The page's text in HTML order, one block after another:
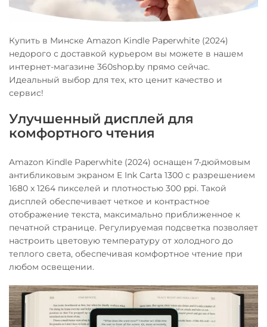
Купить в Минске Amazon Kindle Paperwhite (2024)
недорого с доставкой курьером вы можете в нашем
интернет-магазине 360shop.by прямо сейчас.
Идеальный выбор для тех, кто ценит качество и
сервис!
Улучшенный дисплей для
комфортного чтения
Amazon Kindle Paperwhite (2024) оснащен 7-дюймовым
антибликовым экраном E Ink Carta 1300 с разрешением
1680 x 1264 пикселей и плотностью 300 ppi. Такой
дисплей обеспечивает четкое и контрастное
отображение текста, максимально приближенное к
печатной странице. Регулируемая подсветка позволяет
настроить цветовую температуру от холодного до
теплого света, обеспечивая комфортное чтение при
любом освещении.